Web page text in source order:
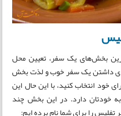
بخش‌های یک سفر، تعیین محل
داشتن یک سفر خوب و لذت بخش
خود انتخاب کنید، با این حال این
خودتان دارد. در این بخش چند
را برای شما نام برده ایم: